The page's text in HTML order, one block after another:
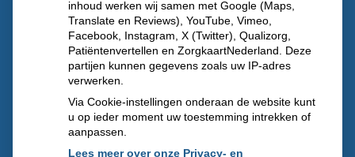
kunt u terecht bijRegioapotheek IJsselland (IJsselland
ziekenhuis)Prins Constantijnweg 2, 2906ZC Capelle aan
den IJssel
, telefoon:010 – 2583381
inhoud werken wij samen met Google (Maps,
Translate en Reviews), YouTube, Vimeo,
Facebook, Instagram, X (Twitter), Qualizorg,
Patiëntenvertellen en ZorgkaartNederland. Deze
partijen kunnen gegevens zoals uw IP-adres
verwerken.
Via Cookie-instellingen onderaan de website kunt
u op ieder moment uw toestemming intrekken of
aanpassen.
Lees meer over onze Privacy- en